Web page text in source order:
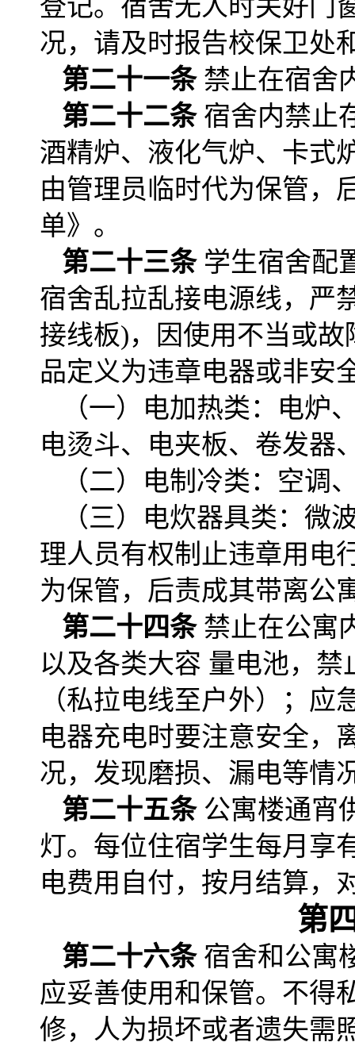
登记。宿舍无人时关好门
况，请及时报告校保卫处
第二十一条 禁止在宿舍
第二十二条 宿舍内禁止
酒精炉、液化气炉、卡式
由管理员临时代为保管，
单》。
第二十三条 学生宿舍配
宿舍乱拉乱接电源线，严
接线板)，因使用不当或
品定义为违章电器或非安
（一）电加热类：电炉
电烫斗、电夹板、卷发器
（二）电制冷类：空调
（三）电炊器具类：微
理人员有权制止违章用电
为保管，后责成其带离公
第二十四条 禁止在公寓
以及各类大容 量电池，
（私拉电线至户外）；
电器充电时要注意安全，
况，发现磨损、漏电等情
第二十五条 公寓楼通宵
灯。每位住宿学生每月享
电费用自付，按月结算，
第
第二十六条 宿舍和公寓
应妥善使用和保管。不得
修，人为损坏或者遗失需